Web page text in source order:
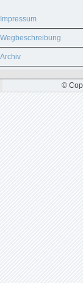
Impressum
Wegbeschreibung
Archiv
©